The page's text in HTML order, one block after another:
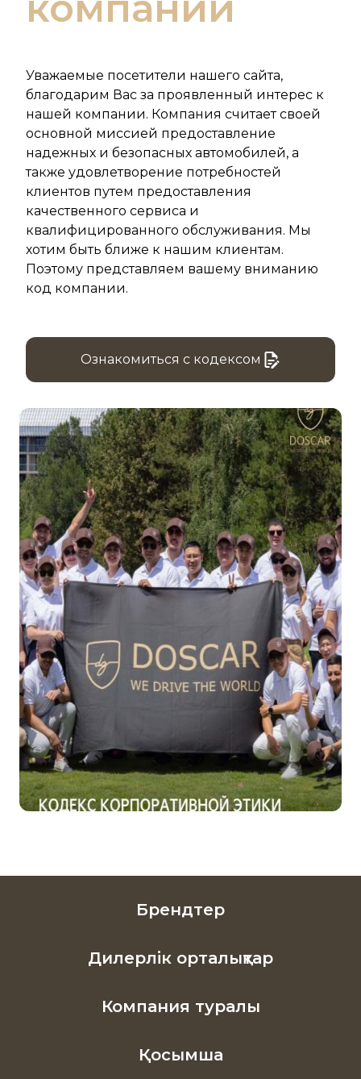
Уважаемые посетители нашего сайта,
благодарим Вас за проявленный интерес к
нашей компании. Компания считает своей
основной миссией предоставление
надежных и безопасных автомобилей, а
также удовлетворение потребностей
клиентов путем предоставления
качественного сервиса и
квалифицированного обслуживания. Мы
хотим быть ближе к нашим клиентам.
Поэтому представляем вашему вниманию
код компании.
Ознакомиться с кодексом
Брендтер
Дилерлік орталықтар
Компания туралы
Қосымша